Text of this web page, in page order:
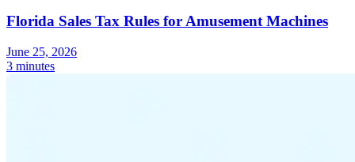
Florida Sales Tax Rules for Amusement Machines
June 25, 2026
3 minutes